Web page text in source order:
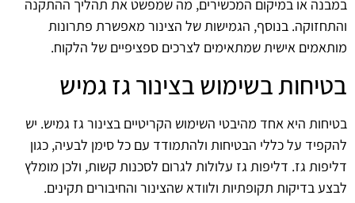
במבנה או במיקום המכשירים, מה שמפשט את תהליך ההתקנה
והתחזוקה. בנוסף, הגמישות של הצינור מאפשרת פתרונות
מותאמים אישית שמתאימים לצרכים ספציפיים של הלקוח.
בטיחות בשימוש בצינור גז גמיש
בטיחות היא אחד מהיבטי השימוש הקריטיים בצינור גז גמיש. יש
להקפיד על כללי הבטיחות ולהתמודד עם כל סימן לבעיה, כגון
דליפות גז. דליפות גז עלולות לגרום לסכנות קשות, ולכן מומלץ
לבצע בדיקות תקופתיות ולוודא שהצינור והחיבורים תקינים.